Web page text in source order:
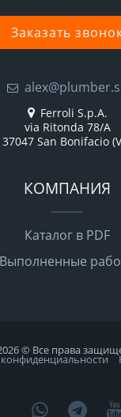
Заказать
Ferroli S.p.A.
via Ritonda 78/A
37047 San Bonifacio
КОМПАНИЯ
Каталог в PDF
Выполненные
© Все права